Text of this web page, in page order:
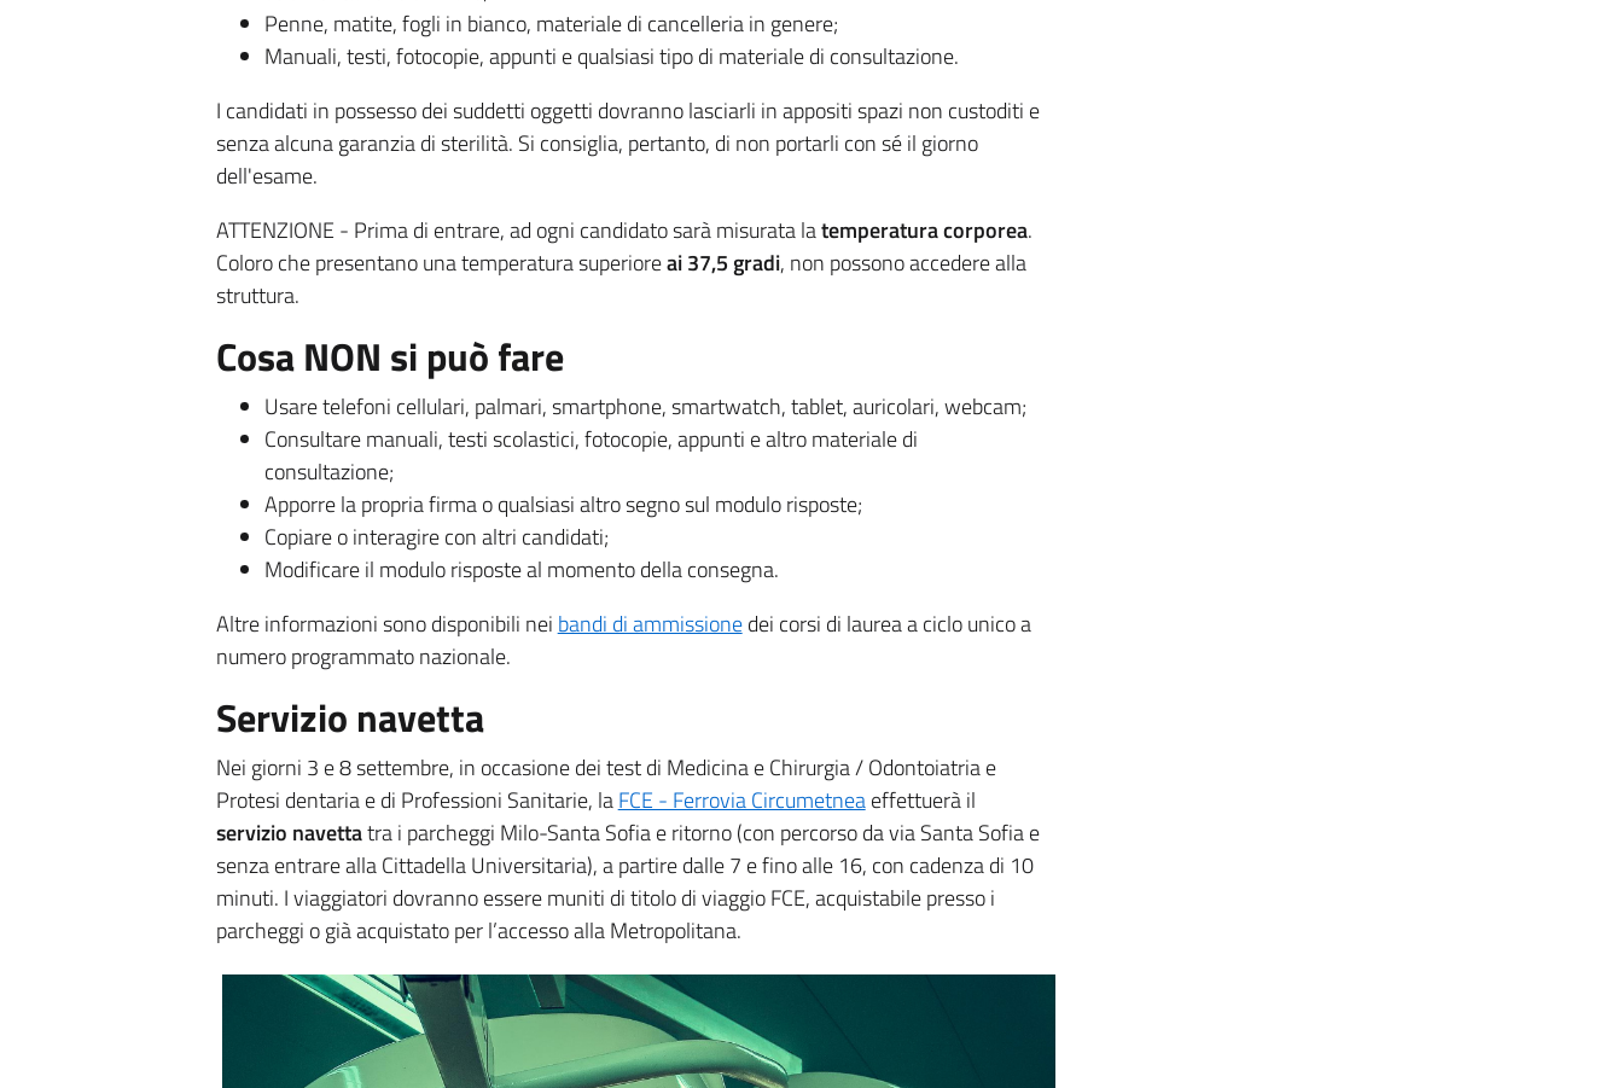
Penne, matite, fogli in bianco, materiale di cancelleria in genere;
Manuali, testi, fotocopie, appunti e qualsiasi tipo di materiale di consultazione.
I candidati in possesso dei suddetti oggetti dovranno lasciarli in appositi spazi non custoditi e
senza alcuna garanzia di sterilità. Si consiglia, pertanto, di non portarli con sé il giorno
dell'esame.
ATTENZIONE - Prima di entrare, ad ogni candidato sarà misurata latemperatura corporea.
Coloro che presentano una temperatura superioreai 37,5 gradi, non possono accedere alla
struttura.
Cosa NON si può fare
Usare telefoni cellulari, palmari, smartphone, smartwatch, tablet, auricolari, webcam;
Consultare manuali, testi scolastici, fotocopie, appunti e altro materiale di
consultazione;
Apporre la propria firma o qualsiasi altro segno sul modulo risposte;
Copiare o interagire con altri candidati;
Modificare il modulo risposte al momento della consegna.
Altre informazioni sono disponibili nei bandi di ammissionedei corsi di laurea a ciclo unico a
numero programmato nazionale.
Servizio navetta
Nei giorni 3 e 8 settembre, in occasione dei test di Medicina e Chirurgia / Odontoiatria e
Protesi dentaria e di Professioni Sanitarie, laFCE - Ferrovia Circumetneaeffettuerà il
servizio navettatra i parcheggi Milo-Santa Sofia e ritorno (con percorso da via Santa Sofia e
senza entrare alla Cittadella Universitaria), a partire dalle 7 e fino alle 16, con cadenza di 10
minuti. I viaggiatori dovranno essere muniti di titolo di viaggio FCE, acquistabile presso i
parcheggi o già acquistato per l’accesso alla Metropolitana.